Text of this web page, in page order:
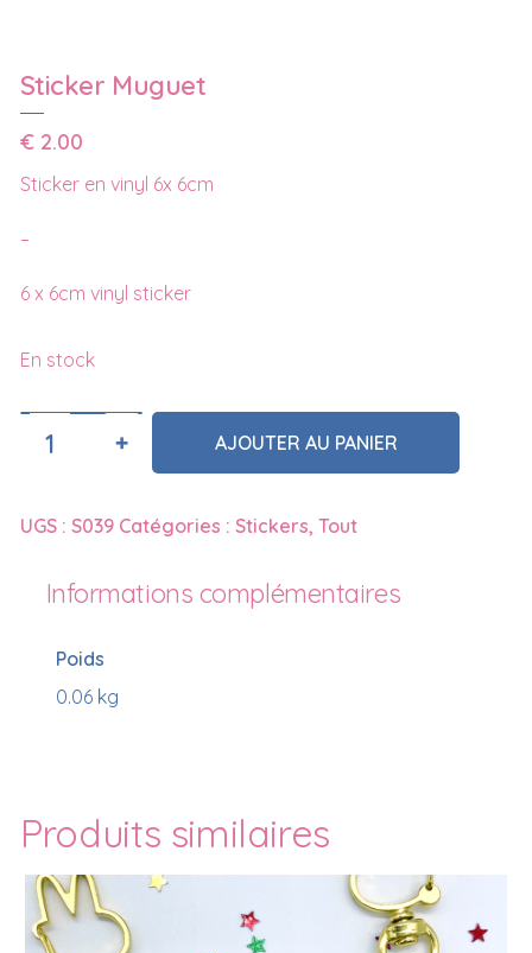
Sticker Muguet
€2.00
Sticker en vinyl 6x 6cm
–
6 x 6cm vinyl sticker
En stock
Quantité AJOUTER AU PANIER
UGS : S039 Catégories : Stickers, Tout
Informations complémentaires
Poids
0.06 kg
Produits similaires